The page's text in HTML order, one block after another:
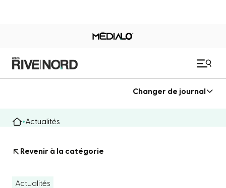
Changer de journal
Actualités
Revenir à la catégorie
Actualités